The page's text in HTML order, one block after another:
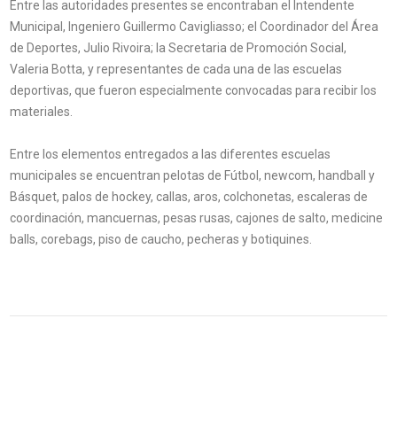
Entre las autoridades presentes se encontraban el Intendente
Municipal, Ingeniero Guillermo Cavigliasso; el Coordinador del Área
de Deportes, Julio Rivoira; la Secretaria de Promoción Social,
Valeria Botta, y representantes de cada una de las escuelas
deportivas, que fueron especialmente convocadas para recibir los
materiales.
Entre los elementos entregados a las diferentes escuelas
municipales se encuentran pelotas de Fútbol, newcom, handball y
Básquet, palos de hockey, callas, aros, colchonetas, escaleras de
coordinación, mancuernas, pesas rusas, cajones de salto, medicine
balls, corebags, piso de caucho, pecheras y botiquines.